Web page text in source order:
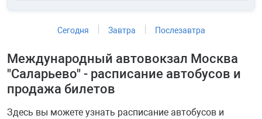
Сегодня Завтра Послезавтра
Международный автовокзал Москва
"Саларьево" - расписание автобусов и
продажа билетов
Здесь вы можете узнать расписание автобусов и